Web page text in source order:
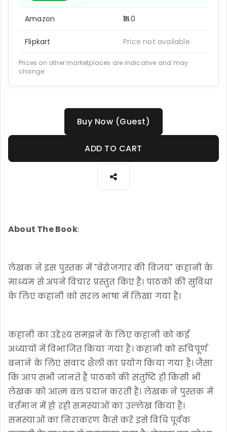
Amazon ₹140
Flipkart Price not available
Prices on other marketplaces are indicative and may
change.
Buy Now (Guest)
ADD TO CART
About The Book:
लेखक ने इस पुस्तक में "बेरोजगार की विजय" कहानी के
माध्यम से अपने विचार प्रस्तुत किए हैं। पाठकों की सुविधा
के लिए कहानी को सरल भाषा में लिखा गया है।
कहानी का उद्देश्य समझने के लिए कहानी को कई
अध्यायों में विभाजित किया गया है। कहानी को रुचिपूर्ण
बनाने के लिए संवाद शैली का प्रयोग किया गया है। जैसा
कि आप सभी जानते हैं पाठकों की संतुष्टि ही किसी भी
लेखक को आत्म बल प्रदान करती है। लेखक ने पुस्तक में
वर्तमान में हो रही समस्याओं का उल्लेख किया है।
समस्याओं का निराकरण कैसे करें इसे विधि पूर्वक